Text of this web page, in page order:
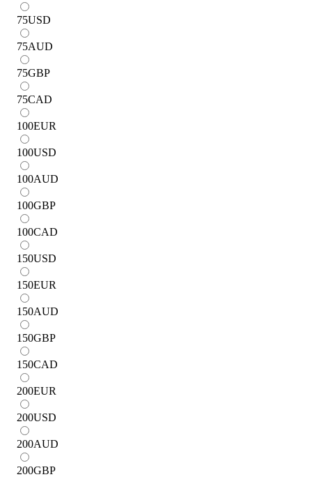
75USD
75AUD
75GBP
75CAD
100EUR
100USD
100AUD
100GBP
100CAD
150USD
150EUR
150AUD
150GBP
150CAD
200EUR
200USD
200AUD
200GBP